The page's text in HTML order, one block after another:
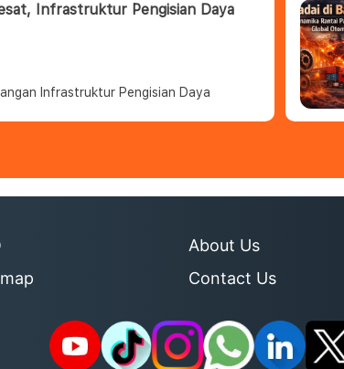
Infrastruktur Pengisian Daya
Infrastruktur Pengisian Daya
About Us
Contact Us